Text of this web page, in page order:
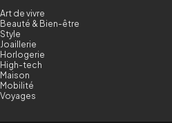
Art de vivre
Beauté & Bien-être
Style
Joaillerie
Horlogerie
High-tech
Maison
Mobilité
Voyages